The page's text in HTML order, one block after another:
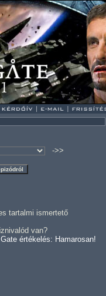
->>
tartalmi ismertető
van?
értékelés: Hamarosan!